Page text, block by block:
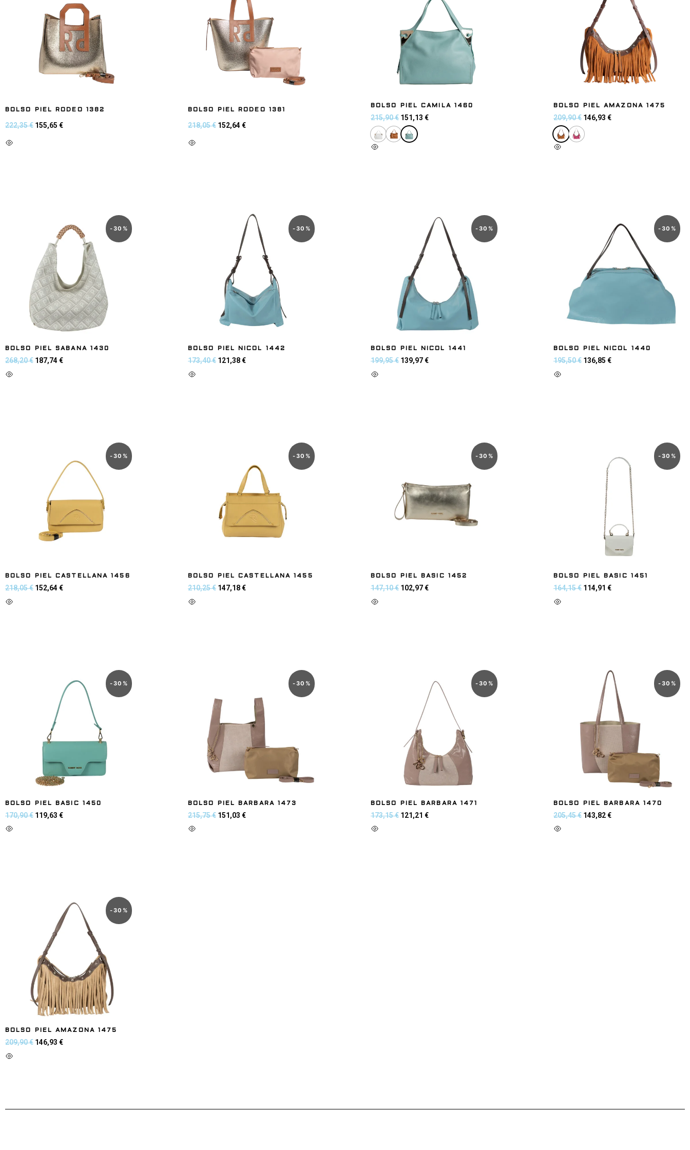
BOLSO PIEL RODEO 1382
222,35€ 155,65 €
BOLSO PIEL RODEO 1381
218,05€ 152,64 €
BOLSO PIEL CAMILA 1460
215,90€ 151,13 €
BOLSO PIEL AMAZONA 1475
209,90€ 146,93 €
-30 %
BOLSO PIEL SABANA 1430
268,20€ 187,74 €
-30 %
BOLSO PIEL NICOL 1442
173,40€ 121,38€
-30 %
BOLSO PIEL NICOL 1441
199,95€ 139,97€
-30 %
BOLSO PIEL NICOL 1440
195,50€ 136,85 €
-30 %
BOLSO PIEL CASTELLANA 1456
218,05€ 152,64 €
-30 %
BOLSO PIEL CASTELLANA 1455
210,25€ 147,18€
-30 %
BOLSO PIEL BASIC 1452
147,10€ 102,97€
-30 %
BOLSO PIEL BASIC 1451
164,15€ 114,91 €
-30 %
BOLSO PIEL BASIC 1450
170,90€ 119,63 €
-30 %
BOLSO PIEL BARBARA 1473
215,75€ 151,03 €
-30 %
BOLSO PIEL BARBARA 1471
173,15€ 121,21 €
-30 %
BOLSO PIEL BARBARA 1470
205,45€ 143,82€
-30 %
BOLSO PIEL AMAZONA 1475
209,90€ 146,93 €